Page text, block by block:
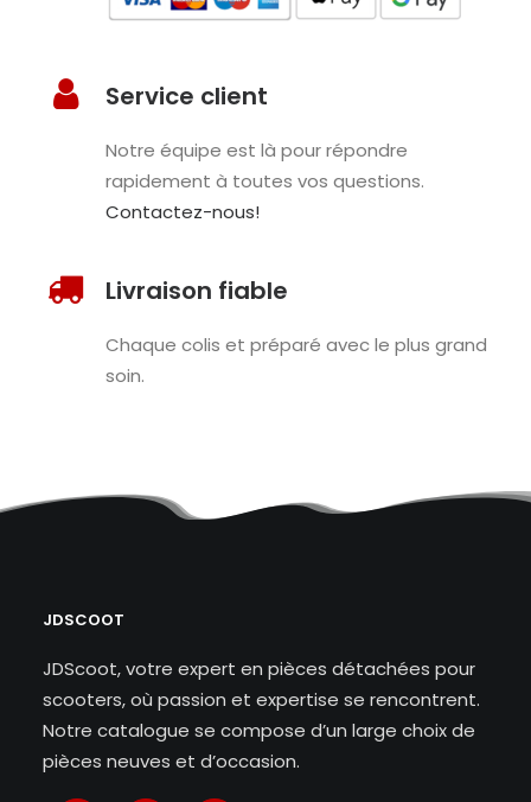
Service client
Notre équipe est là pour répondre
rapidement à toutes vos questions.
Contactez-nous!
Livraison fiable
Chaque colis et préparé avec le plus grand
soin.
JDSCOOT
JDScoot, votre expert en pièces détachées pour
scooters, où passion et expertise se rencontrent.
Notre catalogue se compose d’un large choix de
pièces neuves et d’occasion.